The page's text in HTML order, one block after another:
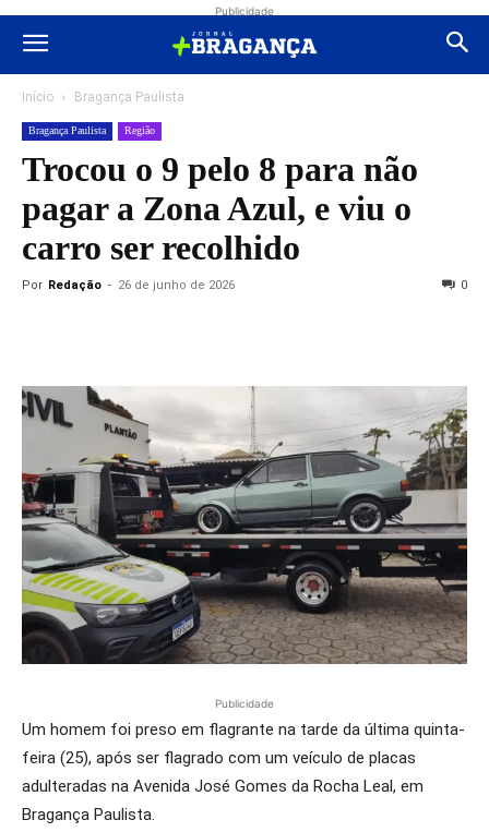
Publicidade
Início Bragança Paulista
Bragança Paulista Região
Trocou o 9 pelo 8 para não
pagar a Zona Azul, e viu o
carro ser recolhido
Por Redação - 26 de junho de 2026 0
Publicidade
Um homem foi preso em flagrante na tarde da última quinta-
feira (25), após ser flagrado com um veículo de placas
adulteradas na Avenida José Gomes da Rocha Leal, em
Bragança Paulista.